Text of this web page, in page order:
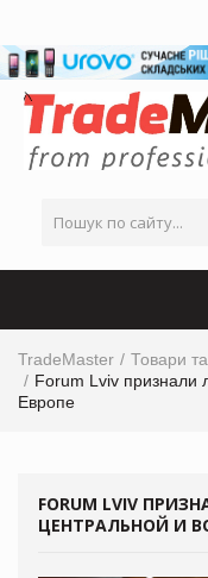
TradeMaster Товари
Forum Lviv признали
Европе
FORUM LVIV
ЦЕНТРАЛЬНОЙ И